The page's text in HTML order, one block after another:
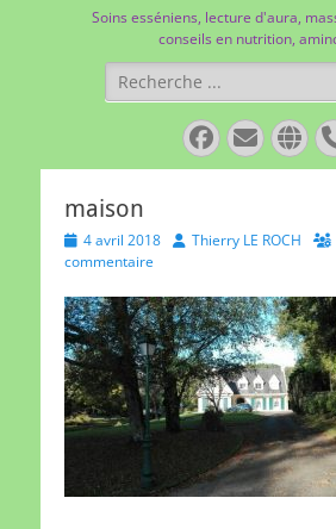
Soins esséniens, lecture d'aura,
conseils en nutrition,
Rechercher :
Facebook
E-
mailweb
maison
Posted
on
4 avril 2018 Author
Thierry LE ROCH
commentaire